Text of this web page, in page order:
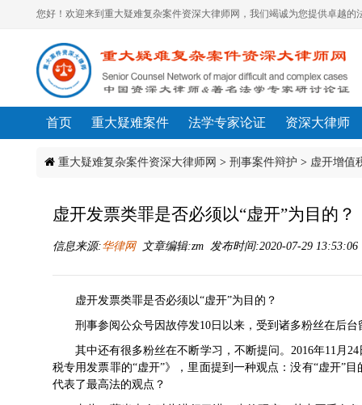
您好！欢迎来到重大疑难复杂案件资深大律师网，我们竭诚为您提供卓越的
首页 重大疑难案件 法学专家论证 资深大律师
重大疑难复杂案件资深大律师网 > 刑事案件辩护 > 虚开增值
虚开发票类罪是否必须以“虚开”为目的？
信息来源:华律网文章编辑:zm 发布时间:2020-07-29
虚开发票类罪是否必须以“虚开”为目的？
刑事参阅公众号因故停发10日以来，受到诸多粉丝在后台
其中还有很多粉丝在不断学习，不断提问。2016年11月24
税专用发票罪的“虚开”》，里面提到一种观点：没有“虚开”
代表了最高法的观点？